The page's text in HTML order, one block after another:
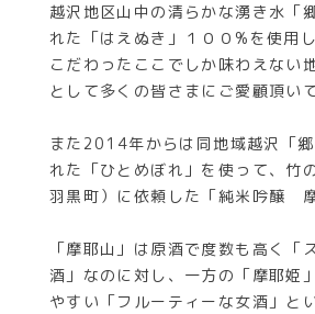
越沢地区山中の清らかな湧き水「
れた「はえぬき」１００%を使用
こだわったここでしか味わえない
として多くの皆さまにご愛顧頂い
また2014年からは同地域越沢「
れた「ひとめぼれ」を使って、竹
羽黒町）に依頼した「純米吟醸 摩
「摩耶山」は原酒で度数も高く「
酒」なのに対し、一方の「摩耶姫
やすい「フルーティーな女酒」と